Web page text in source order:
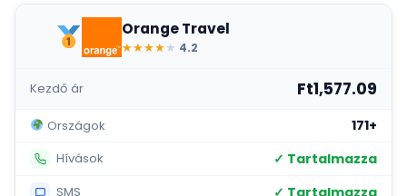
Orange Travel
★★★★★ 4.2
Kezdő ár Ft1,577.09
Országok 171+
Hívások ✓ Tartalmazza
SMS ✓ Tartalmazza